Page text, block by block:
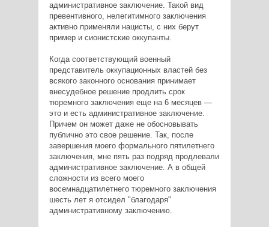
административное заключение. Такой вид
превентивного, нелегитимного заключения
активно применяли нацисты, с них берут
пример и сионистские оккупанты.
Когда соответствующий военный
представитель оккупационных властей без
всякого законного основания принимает
внесудебное решение продлить срок
тюремного заключения еще на 6 месяцев —
это и есть административное заключение.
Причем он может даже не обосновывать
публично это свое решение. Так, после
завершения моего формального пятилетнего
заключения, мне пять раз подряд продлевали
административное заключение. А в общей
сложности из всего моего
восемнадцатилетнего тюремного заключения
шесть лет я отсидел "благодаря"
административному заключению.